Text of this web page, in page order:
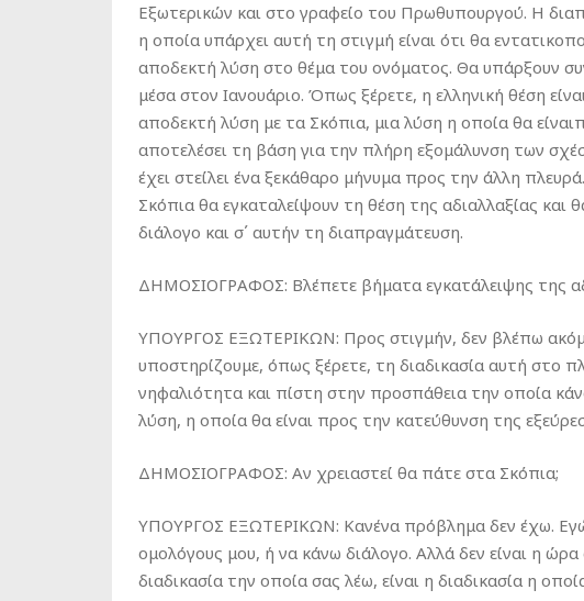
Εξωτερικών και στο γραφείο του Πρωθυπουργού. Η
η οποία υπάρχει αυτή τη στιγμή είναι ότι θα
αποδεκτή λύση στο θέμα του ονόματος. Θα υπάρξουν
μέσα στον Ιανουάριο. Όπως ξέρετε, η ελληνική θέση
αποδεκτή λύση με τα Σκόπια, μια λύση η οποία θα
αποτελέσει τη βάση για την πλήρη εξομάλυνση των
έχει στείλει ένα ξεκάθαρο μήνυμα προς την άλλη
Σκόπια θα εγκαταλείψουν τη θέση της αδιαλλαξίας και
διάλογο και σ΄ αυτήν τη διαπραγμάτευση.
ΔΗΜΟΣΙΟΓΡΑΦΟΣ: Βλέπετε βήματα εγκατάλειψης της
ΥΠΟΥΡΓΟΣ ΕΞΩΤΕΡΙΚΩΝ: Προς στιγμήν, δεν βλέπω
υποστηρίζουμε, όπως ξέρετε, τη διαδικασία αυτή στο
νηφαλιότητα και πίστη στην προσπάθεια την οποία
λύση, η οποία θα είναι προς την κατεύθυνση της
ΔΗΜΟΣΙΟΓΡΑΦΟΣ: Αν χρειαστεί θα πάτε στα Σκόπια;
ΥΠΟΥΡΓΟΣ ΕΞΩΤΕΡΙΚΩΝ: Κανένα πρόβλημα δεν έχω.
ομολόγους μου, ή να κάνω διάλογο. Αλλά δεν είναι η
διαδικασία την οποία σας λέω, είναι η διαδικασία η